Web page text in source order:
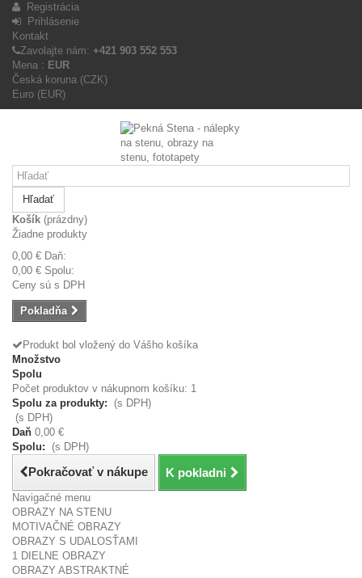
Registrácia
Prihlásenie
Kontakt
Zavolajte nám: +421 903 552 553
Mena : EUR
Česká koruna (CZK)
Euro (EUR)
Hľadať
Košík (prázdny)
Žiadne produkty
0,00 € Daň:
0,00 € Spolu:
Ceny sú s DPH
Pokladňa
Produkt bol vložený do Vášho košíka
Množstvo
Spolu
Počet produktov v nákupnom košíku: 1
Spolu za produkty:
(s DPH)
(s DPH)
Daň 0,00 €
Spolu:
(s DPH)
Pokračovať v nákupe K pokladni
Navigačné menu
OBRAZY NA STENU
MOTIVAČNÉ OBRAZY
OBRAZY S UDALOSŤAMI
1 DIELNE OBRAZY
OBRAZY ABSTRAKTNÉ